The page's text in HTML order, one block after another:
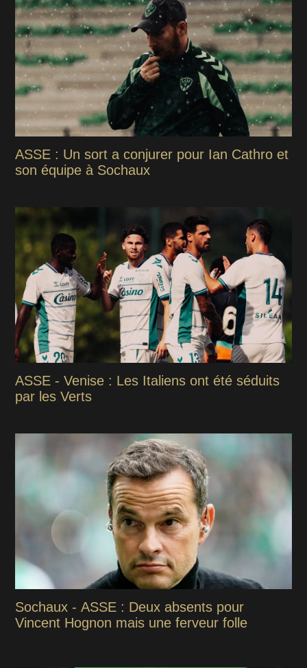
ASSE : Un sort a conjurer pour Ian Cathro et
son équipe à Sochaux
ASSE - Venise : Les Italiens ont été séduits
par les Verts
Sochaux - ASSE : Deux absents pour
Vincent Hognon mais une ferveur folle